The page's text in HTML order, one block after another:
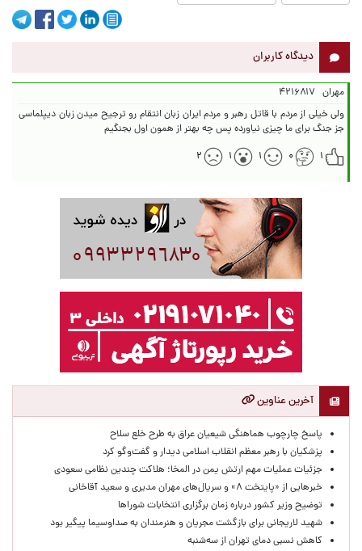
دیدگاه کاربران
مهران ۴۲۱۶۸۱۷
ولی خیلی از مردم با قاتل رهبر و مردم ایران زبان انتقام رو ترجیح میدن زبان دیپلماسی
جز جنگ برای ما چیزی نیاورده پس چه بهتر از همون اول بجنگیم
۱
۰ ۱ ۱ ۲
آخرین عناوین
پاسخ چارچوب هماهنگی شیعیان عراق به طرح خلع سلاح
پزشکیان با رهبر معظم انقلاب اسلامی دیدار و گفت‌وگو کرد
جزئیات عملیات مهم ارتش یمن در المخا؛ هلاکت چندین نظامی سعودی
خبرهایی از «پایتخت ۸» و سریال‌های مهران مدیری و سعید آقاخانی
توضیح وزیر کشور درباره زمان برگزاری انتخابات شوراها
شهید لاریجانی برای بازگشت مجریان و هنرمندان به صداوسیما پیگیر بود
کاهش نسبی دمای تهران از سه‌شنبه